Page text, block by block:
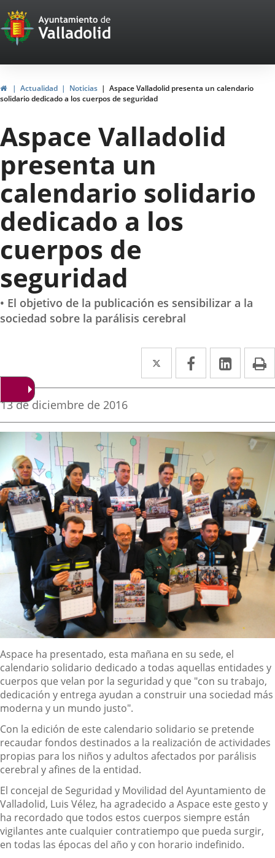
Portal
Web
del
Ayuntamiento
de
Valladolid
InicioActualidad Noticias
Aspace Valladolid presenta un calendario
solidario dedicado a los cuerpos de seguridad
Aspace Valladolid
presenta un
calendario solidario
dedicado a los
cuerpos de
seguridad
• El objetivo de la publicación es sensibilizar a la
sociedad sobre la parálisis cerebral
Twitter
Enlace
a
aplicación
externa.
Facebook
Enlace
a
aplicación
externa.
Enlace
a
Fecha
la
noticia
13 de diciembre de 2016
Descripción
Aspace ha presentado, esta mañana en su sede, el
calendario solidario dedicado a todas aquellas entidades y
cuerpos que velan por la seguridad y que "con su trabajo,
dedicación y entrega ayudan a construir una sociedad más
moderna y un mundo justo".
Con la edición de este calendario solidario se pretende
recaudar fondos destinados a la realización de actividades
propias para los niños y adultos afectados por parálisis
cerebral y afines de la entidad.
El concejal de Seguridad y Movilidad del Ayuntamiento de
Valladolid, Luis Vélez, ha agradecido a Aspace este gesto y
ha recordado que todos estos cuerpos siempre están
vigilantes ante cualquier contratiempo que pueda surgir,
en todas las épocas del año y con horario indefinido.